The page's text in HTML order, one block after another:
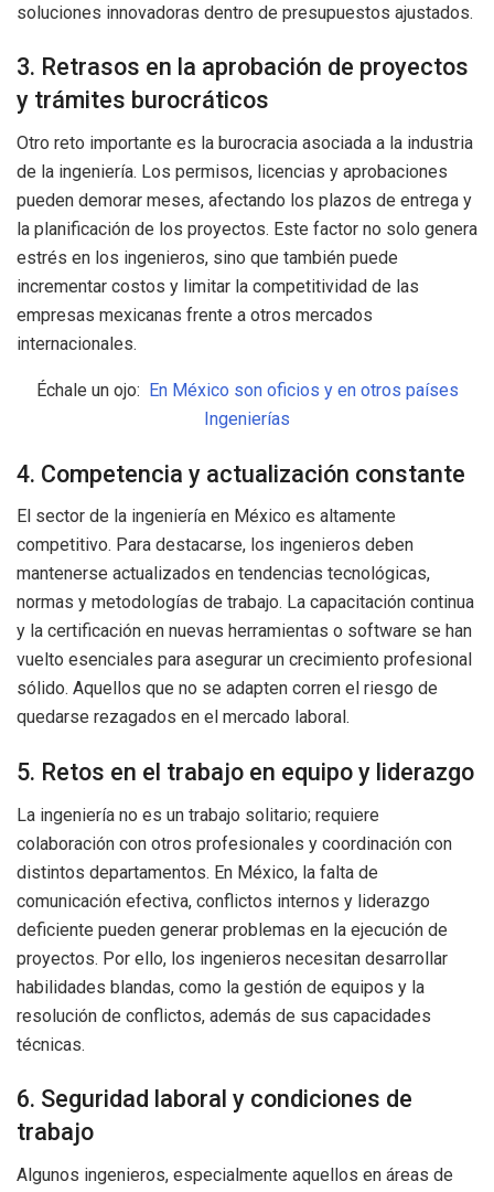
soluciones innovadoras dentro de presupuestos ajustados.
3. Retrasos en la aprobación de proyectos
y trámites burocráticos
Otro reto importante es la burocracia asociada a la industria
de la ingeniería. Los permisos, licencias y aprobaciones
pueden demorar meses, afectando los plazos de entrega y
la planificación de los proyectos. Este factor no solo genera
estrés en los ingenieros, sino que también puede
incrementar costos y limitar la competitividad de las
empresas mexicanas frente a otros mercados
internacionales.
Échale un ojo: En México son oficios y en otros países
Ingenierías
4. Competencia y actualización constante
El sector de la ingeniería en México es altamente
competitivo. Para destacarse, los ingenieros deben
mantenerse actualizados en tendencias tecnológicas,
normas y metodologías de trabajo. La capacitación continua
y la certificación en nuevas herramientas o software se han
vuelto esenciales para asegurar un crecimiento profesional
sólido. Aquellos que no se adapten corren el riesgo de
quedarse rezagados en el mercado laboral.
5. Retos en el trabajo en equipo y liderazgo
La ingeniería no es un trabajo solitario; requiere
colaboración con otros profesionales y coordinación con
distintos departamentos. En México, la falta de
comunicación efectiva, conflictos internos y liderazgo
deficiente pueden generar problemas en la ejecución de
proyectos. Por ello, los ingenieros necesitan desarrollar
habilidades blandas, como la gestión de equipos y la
resolución de conflictos, además de sus capacidades
técnicas.
6. Seguridad laboral y condiciones de
trabajo
Algunos ingenieros, especialmente aquellos en áreas de